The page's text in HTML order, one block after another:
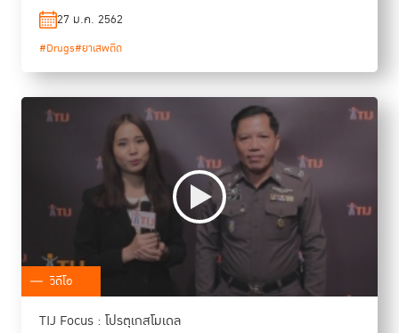
27 ม.ค. 2562
#Drugs#ยาเสพติด
วิดีโอ
TIJ Focus : โปรตุเกสโมเดล